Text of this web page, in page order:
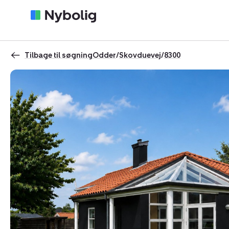
Tilbage til søgningOdder/Skovduevej/8300